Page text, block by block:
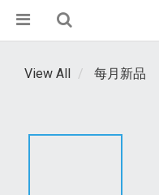
View All 每月新品